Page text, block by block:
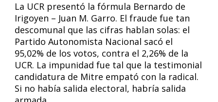
La UCR presentó la fórmula Bernardo de
Irigoyen – Juan M. Garro. El fraude fue tan
descomunal que las cifras hablan solas: el
Partido Autonomista Nacional sacó el
95,02% de los votos, contra el 2,26% de la
UCR. La impunidad fue tal que la testimonial
candidatura de Mitre empató con la radical.
Si no había salida electoral, habría salida